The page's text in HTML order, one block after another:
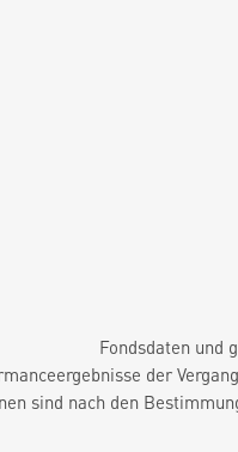
Fondsdaten und
der
sind nach den